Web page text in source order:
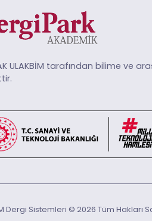
ULAKBİM tarafından bilime ve
Dergi Sistemleri © 2026 Tüm Hakları